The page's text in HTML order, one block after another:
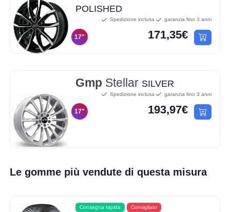
POLISHED
17"
Spedizione inclusa garanzia fino 3 anni
171,35€
Gmp Stellar SILVER
17"
Spedizione inclusa garanzia fino 3 anni
193,97€
Le gomme più vendute di questa misura
Consegna rapida Consigliato